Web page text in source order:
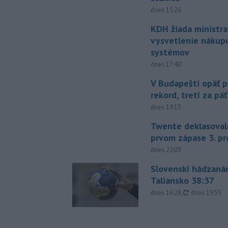
dnes 15:26
KDH žiada
vysvetlenie
systémov
dnes 17:40
V Budapešti opäť
rekord, tretí za
dnes 19:15
Twente
prvom zápase 3.
dnes 22:03
Slovenskí
Taliansko 38:37
dnes 16:28, aktualizované
dnes 19:55